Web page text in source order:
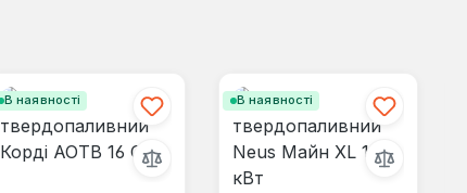
В наявності В наявності